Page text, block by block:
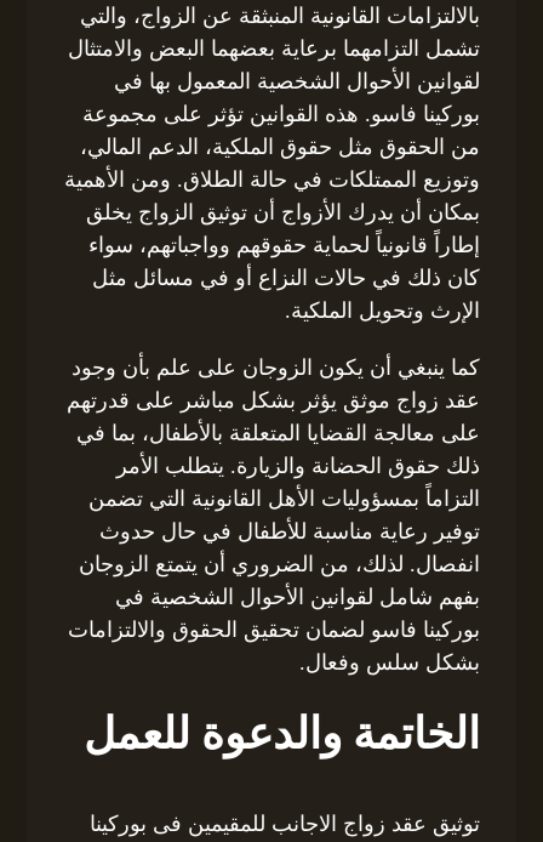
بالالتزامات القانونية المنبثقة عن الزواج، والتي
تشمل التزامهما برعاية بعضهما البعض والامتثال
لقوانين الأحوال الشخصية المعمول بها في
بوركينا فاسو. هذه القوانين تؤثر على مجموعة
من الحقوق مثل حقوق الملكية، الدعم المالي،
وتوزيع الممتلكات في حالة الطلاق. ومن الأهمية
بمكان أن يدرك الأزواج أن توثيق الزواج يخلق
إطاراً قانونياً لحماية حقوقهم وواجباتهم، سواء
كان ذلك في حالات النزاع أو في مسائل مثل
الإرث وتحويل الملكية.
كما ينبغي أن يكون الزوجان على علم بأن وجود
عقد زواج موثق يؤثر بشكل مباشر على قدرتهم
على معالجة القضايا المتعلقة بالأطفال، بما في
ذلك حقوق الحضانة والزيارة. يتطلب الأمر
التزاماً بمسؤوليات الأهل القانونية التي تضمن
توفير رعاية مناسبة للأطفال في حال حدوث
انفصال. لذلك، من الضروري أن يتمتع الزوجان
بفهم شامل لقوانين الأحوال الشخصية في
بوركينا فاسو لضمان تحقيق الحقوق والالتزامات
بشكل سلس وفعال.
الخاتمة والدعوة للعمل
توثيق عقد زواج الاجانب للمقيمين فى بوركينا